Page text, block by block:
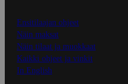
Ensitilaajan ohjeet
Näin maksat
Näin tilaat ja muokkaat
Kaikki ohjeet ja vinkit
In English